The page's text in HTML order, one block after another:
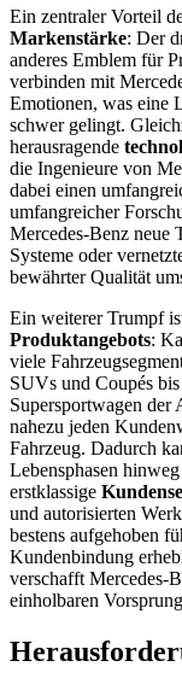
Ein zentraler Vorteil
Markenstärke: Der
anderes Emblem für
verbinden mit
Emotionen, was eine
schwer gelingt.
herausragende
die Ingenieure von
dabei einen
umfangreicher
Mercedes-Benz neue
Systeme oder
bewährter Qualität
Ein weiterer Trumpf
Produktangebots:
viele
SUVs und Coupés
Supersportwagen
nahezu jeden
Fahrzeug. Dadurch
Lebensphasen
erstklassige
und autorisierten
bestens aufgehoben
Kundenbindung
verschafft Mercedes-
einholbaren